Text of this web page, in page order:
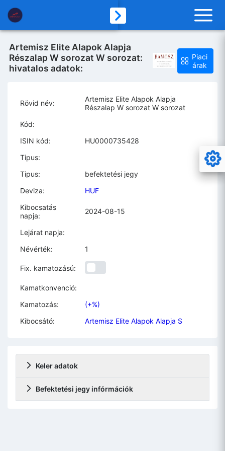
Artemisz Elite Alapok Alapja
Részalap W sorozat W sorozat:
hivatalos adatok:
Piaci
árak
Rövid név:
Artemisz Elite Alapok Alapja
Részalap W sorozat W sorozat
Kód:
ISIN kód:
HU0000735428
Tipus:
Tipus:
befektetési jegy
Deviza:
HUF
Kibocsatás
napja:
2024-08-15
Lejárat napja:
Névérték:
1
Fix. kamatozású:
Kamatkonvenció:
Kamatozás:
(+%)
Kibocsátó:
Artemisz Elite Alapok Alapja S
Keler adatok
Befektetési jegy infórmációk